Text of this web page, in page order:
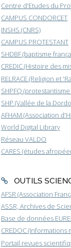
Centre d'Etudes du
CAMPUS CONDORCET
INSHS (CNRS)
CAMPUS PROTESTANT
SHDBF (baptisme
CREDIC (Histoire des
RELRACE (Religion et
SHPFQ
SHP (Vallée de la
AFHAM (Association
World Digital Library
Réseau VALDO
CARES (études
OUTILS
AFSR (Association
ASSR, Archives de
Base de données
CREDOC (Informations
Portail revues